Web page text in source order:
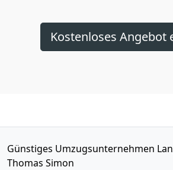
Kostenloses Angebot
Günstiges Umzugsunternehmen
Thomas Simon